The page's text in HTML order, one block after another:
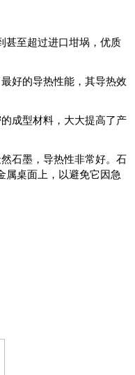
甚至超过进口坩埚 ，优质
好的导热性能，其导热效
成型材料，大大提高了产
石墨， 导热性非常好。石
属桌面上，以避免它因急